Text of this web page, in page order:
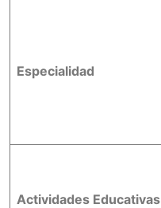
Especialidad
Actividades Educativas